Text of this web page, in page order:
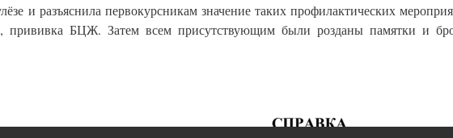
и разъяснила первокурсникам значение таких профилактических
прививка БЦЖ. Затем всем присутствующим были розданы памятки и